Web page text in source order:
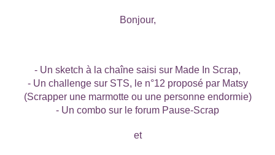
Bonjour,
- Un sketch à la chaîne saisi sur Made In Scrap,
- Un challenge sur STS, le n°12 proposé par Matsy
(Scrapper une marmotte ou une personne endormie)
- Un combo sur le forum Pause-Scrap
et